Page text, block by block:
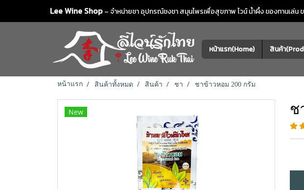
Lee Wine Shop– จำหน่ายชา อุปกรณ์ชงชา สมุนไพรเพื่อสุขภาพ ไวน์ น้ำผึ้ง ของทานเล่น
หน้าแรก(Home) สินค้า
หน้าแรก สินค้าทั้งหมด สินค้า ชา ชาข้าวหอม 200 กรัม
New ช